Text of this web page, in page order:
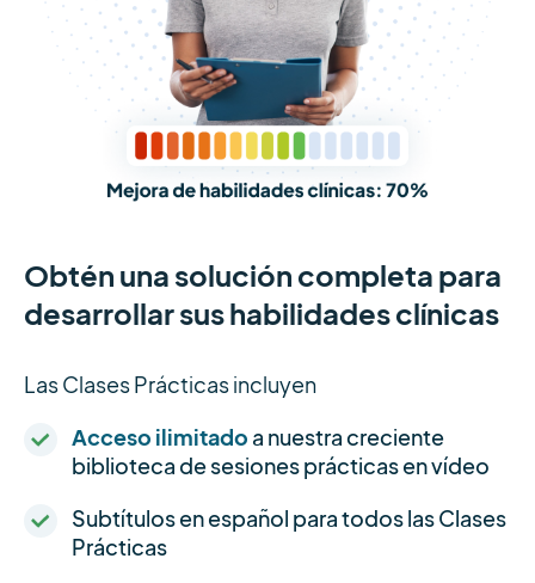
Obtén una solución completa para
desarrollar sus habilidades clínicas
Las Clases Prácticas incluyen
Acceso ilimitado a nuestra creciente
biblioteca de sesiones prácticas en vídeo
Subtítulos en español para todos las Clases
Prácticas